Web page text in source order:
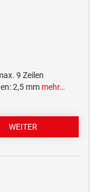
9 Zeilen
2,5 mm mehr…